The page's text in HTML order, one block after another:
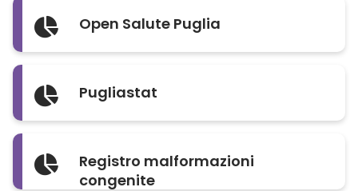
Open Salute Puglia
Pugliastat
Registro malformazioni
congenite